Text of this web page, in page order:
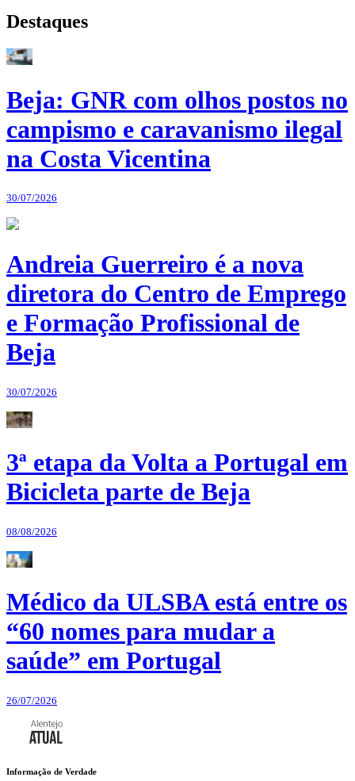
Destaques
Beja: GNR com olhos postos no
campismo e caravanismo ilegal
na Costa Vicentina
30/07/2026
Andreia Guerreiro é a nova
diretora do Centro de Emprego
e Formação Profissional de
Beja
30/07/2026
3ª etapa da Volta a Portugal em
Bicicleta parte de Beja
08/08/2026
Médico da ULSBA está entre os
“60 nomes para mudar a
saúde” em Portugal
26/07/2026
Informação de Verdade